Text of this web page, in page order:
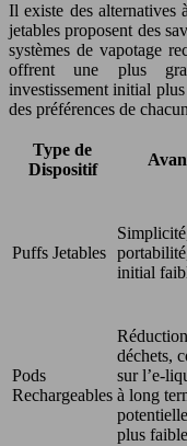
Il existe des alternatives
jetables proposent des
systèmes de vapotage
offrent une plus
investissement initial
des préférences de
Type de
Dispositif
Puffs Jetables
initial
Pods
Rechargeables
déchets,
sur l’e-
à long
plus faible